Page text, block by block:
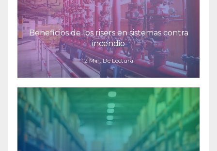
Beneficios de los risers en sistemas contra
incendio
2 Min. De Lectura